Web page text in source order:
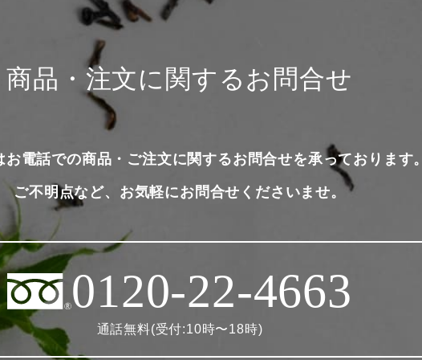
商品・注文に関するお問合せ
お電話での商品・ご注文に関するお問合せを承っております。
ご不明点など、お気軽にお問合せくださいませ。
0120-22-4663
通話無料(受付:10時〜18時)